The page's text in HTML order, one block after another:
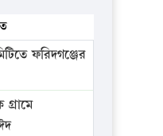
ফরিদগঞ্জের